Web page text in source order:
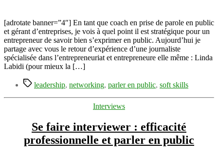
pour
bien
s’exprimer
en
public
Labidi
[adrotate banner=”4″] En tant que coach en prise de parole en public
et gérant d’entreprises, je vois à quel point il est stratégique pour un
entrepreneur de savoir bien s’exprimer en public. Aujourd’hui je
partage avec vous le retour d’expérience d’une journaliste
spécialisée dans l’entrepreneuriat et entrepreneure elle même : Linda
Labidi (pour mieux la […]
Étiquettes
leadership, networking, parler en public, soft skills
Catégories
Interviews
Se faire interviewer : efficacité
professionnelle et parler en public